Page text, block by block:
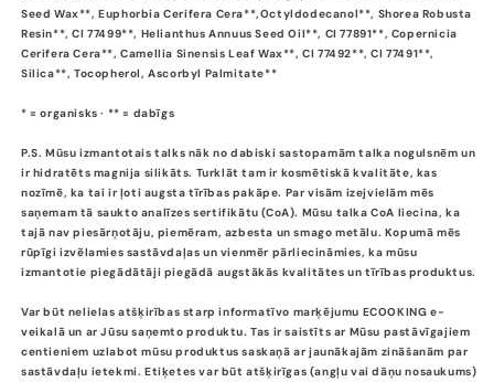
Seed Wax**, Euphorbia Cerifera Cera**,Octyldodecanol**, Shorea Robusta
Resin**, CI 77499**, Helianthus Annuus Seed Oil**, CI 77891**, Copernicia
Cerifera Cera**, Camellia Sinensis Leaf Wax**, CI 77492**, CI 77491**,
Silica**, Tocopherol, Ascorbyl Palmitate**
* = organisks · ** = dabīgs
P.S. Mūsu izmantotais talks nāk no dabiski sastopamām talka nogulsnēm un
ir hidratēts magnija silikāts. Turklāt tam ir kosmētiskā kvalitāte, kas
nozīmē, ka tai ir ļoti augsta tīrības pakāpe. Par visām izejvielām mēs
saņemam tā saukto analīzes sertifikātu (CoA). Mūsu talka CoA liecina, ka
tajā nav piesārņotāju, piemēram, azbesta un smago metālu. Kopumā mēs
rūpīgi izvēlamies sastāvdaļas un vienmēr pārliecināmies, ka mūsu
izmantotie piegādātāji piegādā augstākās kvalitātes un tīrības produktus.
Var būt nelielas atšķirības starp informatīvo marķējumu ECOOKING e-
veikalā un ar Jūsu saņemto produktu. Tas ir saistīts ar Mūsu pastāvīgajiem
centieniem uzlabot mūsu produktus saskaņā ar jaunākajām zināšanām par
sastāvdaļu ietekmi. Etiķetes var būt atšķirīgas (angļu vai dāņu nosaukums)